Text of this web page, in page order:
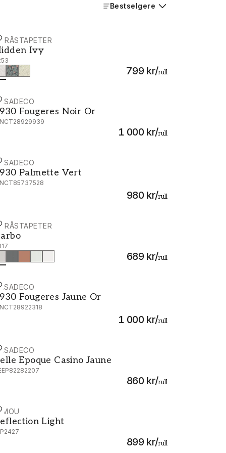
Bestselgere
Ivy
799 kr/rull
Ivy - 2253
Fougeres Noir Or
1 000 kr/rull
Fougeres Noir Or - MNCT28929939
Palmette Vert
980 kr/rull
Palmette Vert - MNCT85737528
689 kr/rull
- 2017
Fougeres Jaune Or
1 000 kr/rull
Fougeres Jaune Or - MNCT28922318
Epoque Casino Jaune
860 kr/rull
Epoque Casino Jaune - BEEP82282207
Light
899 kr/rull
Light - WP2427